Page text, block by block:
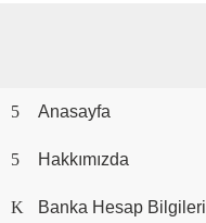
Anasayfa
Hakkımızda
Banka Hesap Bilgileri